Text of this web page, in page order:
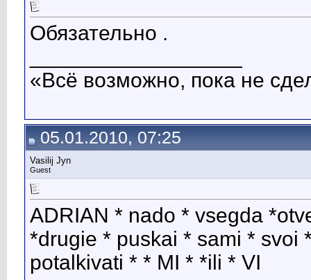
Обязательно .
«Всё возможно, пока не
05.01.2010, 07:25
Vasilij Jyn
Guest
ADRIAN * nado * vsegda
*drugie * puskai * sami * svoi
potalkivati * * MI * *ili * VI